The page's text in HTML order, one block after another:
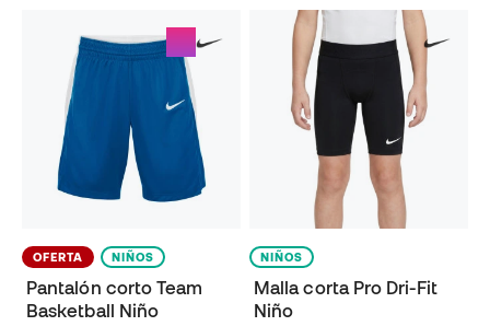
OFERTA NIÑOS
Pantalón corto Team
Basketball Niño
NIÑOS
Malla corta Pro Dri-Fit
Niño